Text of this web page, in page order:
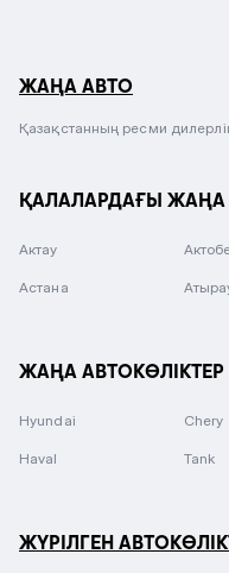
ЖАҢА АВТО
Қазақстанның ресми
ҚАЛАЛАРДАҒЫ ЖАҢА
Актау
Астана
ЖАҢА АВТОКӨЛІКТЕР
Hyundai Chery
Haval Tank
ЖҮРІЛГЕН